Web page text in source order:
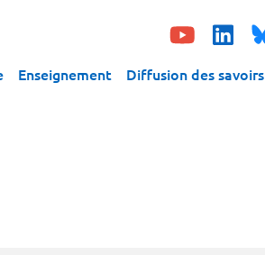
Enseignement Diffusion des savoirs